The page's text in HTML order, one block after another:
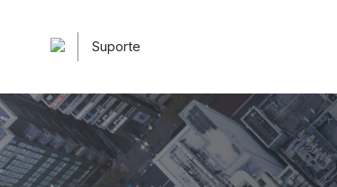
Suporte